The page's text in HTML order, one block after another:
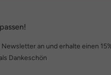
an und erhalte einen
Dankeschön